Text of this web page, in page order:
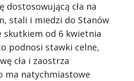
dostosowującą cła na
stali i miedzi do Stanów
skutkiem od 6 kwietnia
podnosi stawki celne,
cła i zaostrza
ma natychmiastowe